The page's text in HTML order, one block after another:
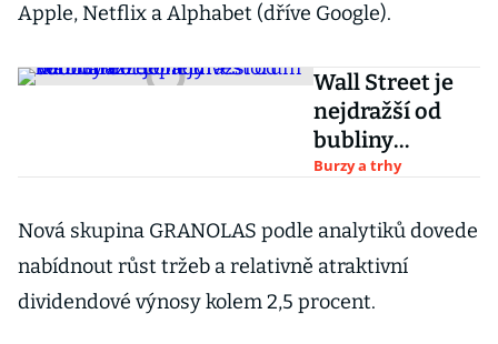
Apple, Netflix a Alphabet (dříve Google).
Wall Street je
nejdražší od
bubliny
dot.com.
nedochází
dopady
Burzy a trhy
Nová skupina GRANOLAS podle analytiků dovede
nabídnout růst tržeb a relativně atraktivní
dividendové výnosy kolem 2,5 procent.